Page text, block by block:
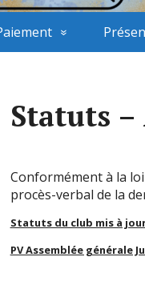
Statuts –
Conformément à la
procès-verbal de la
Statuts du club mis à
PV Assemblée générale